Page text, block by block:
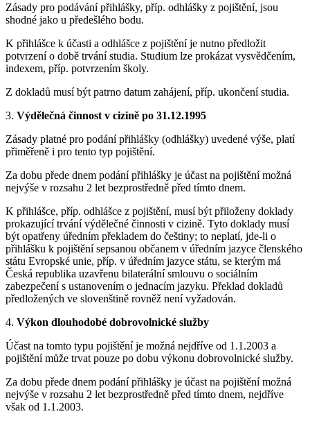
Zásady pro podávání přihlášky, příp. odhlášky z pojištění, jsou
shodné jako u předešlého bodu.
K přihlášce k účasti a odhlášce z pojištění je nutno předložit
potvrzení o době trvání studia. Studium lze prokázat vysvědčením,
indexem, příp. potvrzením školy.
Z dokladů musí být patrno datum zahájení, příp. ukončení studia.
3. Výdělečná činnost v cizině po 31.12.1995
Zásady platné pro podání přihlášky (odhlášky) uvedené výše, platí
přiměřeně i pro tento typ pojištění.
Za dobu přede dnem podání přihlášky je účast na pojištění možná
nejvýše v rozsahu 2 let bezprostředně před tímto dnem.
K přihlášce, příp. odhlášce z pojištění, musí být přiloženy doklady
prokazující trvání výdělečné činnosti v cizině. Tyto doklady musí
být opatřeny úředním překladem do češtiny; to neplatí, jde-li o
přihlášku k pojištění sepsanou občanem v úředním jazyce členského
státu Evropské unie, příp. v úředním jazyce státu, se kterým má
Česká republika uzavřenu bilaterální smlouvu o sociálním
zabezpečení s ustanovením o jednacím jazyku. Překlad dokladů
předložených ve slovenštině rovněž není vyžadován.
4. Výkon dlouhodobé dobrovolnické služby
Účast na tomto typu pojištění je možná nejdříve od 1.1.2003 a
pojištění může trvat pouze po dobu výkonu dobrovolnické služby.
Za dobu přede dnem podání přihlášky je účast na pojištění možná
nejvýše v rozsahu 2 let bezprostředně před tímto dnem, nejdříve
však od 1.1.2003.